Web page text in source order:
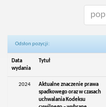
Odsłon pozycji:
Data
wydania
Tytuł
2024
Aktualne znaczenie prawa
spadkowego oraz w czasach
uchwalania Kodeksu